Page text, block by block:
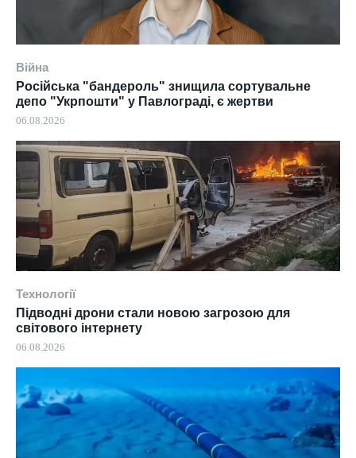
Війна
Російська "бандероль" знищила сортувальне
депо "Укрпошти" у Павлограді, є жертви
06.08.2026
Технології
Підводні дрони стали новою загрозою для
світового інтернету
06.08.2026